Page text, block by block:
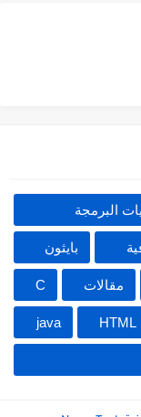
البرمجة
بايثون
مقالات C
HTML
java